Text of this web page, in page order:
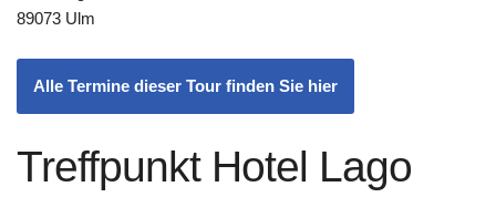
89073 Ulm
Alle Termine dieser Tour finden Sie hier
Treffpunkt Hotel Lago